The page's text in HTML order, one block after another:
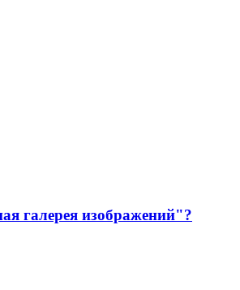
галерея изображений"?